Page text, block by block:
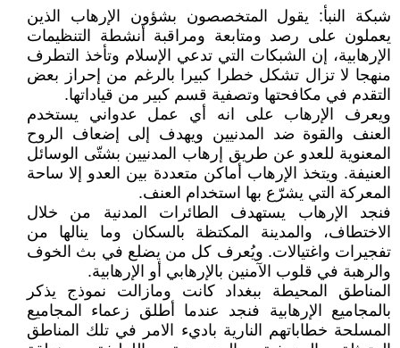
شبكة النبأ: يقول المتخصصون بشؤون الإرهاب الذين
يعملون على رصد ومتابعة ومراقبة أنشطة التنظيمات
الإرهابية، إن الشبكات التي تدعي الإسلام وتأخذ التطرف
منهجا لا تزال تشكل خطرا كبيرا بالرغم من إحراز بعض
التقدم في مكافحتها وتصفية قسم كبير من قياداتها.
ويعرف الإرهاب على انه أي عمل عدواني يستخدم
العنف والقوة ضد المدنيين ويهدف إلى إضعاف الروح
المعنوية للعدو عن طريق إرهاب المدنيين بشتّى الوسائل
العنيفة. ويتخذ الإرهاب أماكن متعددة بين العدو إلا ساحة
المعركة التي يشرّع بها استخدام العنف.
فنجد الإرهاب يستهدف الطائرات المدنية من خلال
الاختطاف، والمدينة المكتظة بالسكان وما ينالها من
تفجيرات واغتيالات. ويُعرف كل من يضلع في بث الخوف
والرهبة في قلوب الآمنين بالإرهابي أو الإرهابية.
المناطق المحيطة ببغداد كانت ومازالت نموذج يذكر
بالمجاميع الإرهابية فنجد عندما أطلق زعماء المجاميع
المسلحة خطاباتهم النارية باديء الامر في تلك المناطق